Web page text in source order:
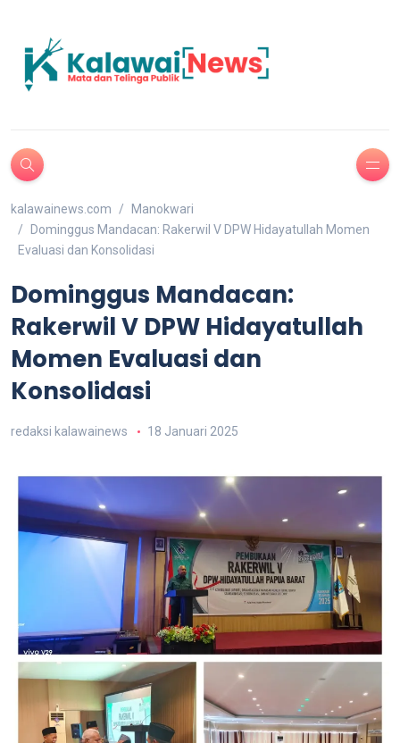
kalawainews.com
Manokwari
Dominggus Mandacan: Rakerwil V DPW Hidayatullah Momen
Evaluasi dan Konsolidasi
Dominggus Mandacan:
Rakerwil V DPW Hidayatullah
Momen Evaluasi dan
Konsolidasi
redaksi kalawainews 18 Januari 2025